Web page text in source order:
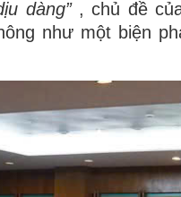
dàng”, chủ đề
như một biện